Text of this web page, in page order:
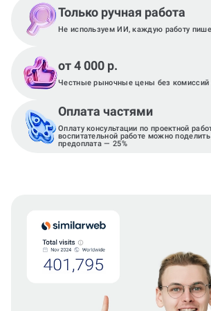
Только ручная работа
Не используем ИИ, каждую работу
от 4 000 р.
Честные рыночные цены без комиссий
Оплата частями
Оплату консультации по проектной
воспитательной работе можно
предоплата — 25%